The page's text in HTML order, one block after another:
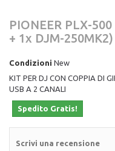
PIONEER PLX-
+ 1x DJM-250MK2)
Condizioni New
KIT PER DJ CON COPPIA DI
USB A 2 CANALI
Spedito Gratis!
Scrivi una recensione